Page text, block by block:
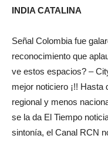
INDIA CATALINA
Señal Colombia fue
reconocimiento que
ve estos espacios? –
mejor noticiero ¡!! Hasta
regional y menos
se la da El Tiempo
sintonía, el Canal RCN